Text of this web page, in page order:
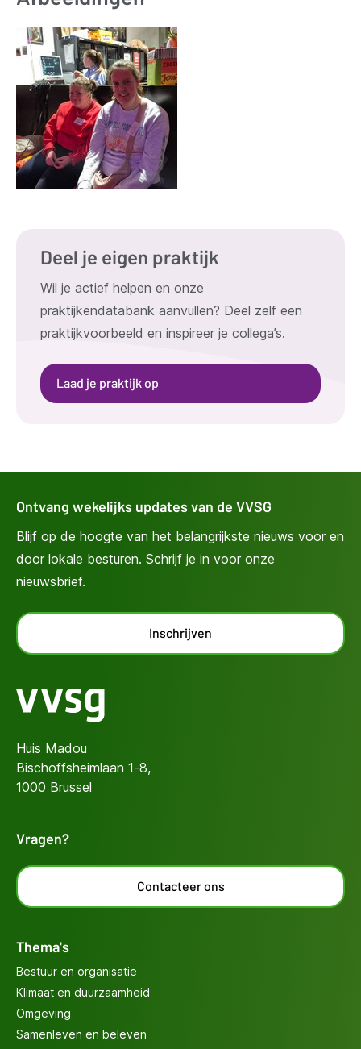
Deel je eigen praktijk
Wil je actief helpen en onze
praktijkendatabank aanvullen? Deel zelf een
praktijkvoorbeeld en inspireer je collega’s.
Laad je praktijk op
Ontvang wekelijks updates van de VVSG
Blijf op de hoogte van het belangrijkste nieuws voor en
door lokale besturen. Schrijf je in voor onze
nieuwsbrief.
Inschrijven
Huis Madou
Bischoffsheimlaan 1-8,
1000 Brussel
Vragen?
Contacteer ons
Thema's
Bestuur en organisatie
Klimaat en duurzaamheid
Omgeving
Samenleven en beleven